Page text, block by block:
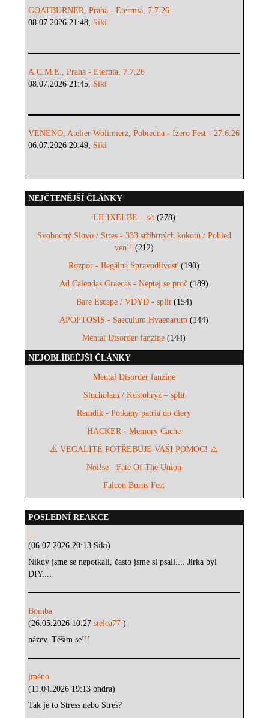
GOATBURNER, Praha - Etermia, 7.7.26
08.07.2026 21:48, Siki
A.C.M.E., Praha - Eternia, 7.7.26
08.07.2026 21:45, Siki
VENENÖ, Atelier Wolimierz, Pobiedna - Izero Fest - 27.6.26
06.07.2026 20:49, Siki
NEJČTENĚJŠÍ ČLÁNKY
LILIXELBE – s/t(278)
Svobodný Slovo / Stres - 333 stříbrných kokotů / Pohled
ven!! (212)
Rozpor - Ilegálna Spravodlivosť (190)
Ad Calendas Graecas - Neptej se proč (189)
Bare Escape / VDYD - split(154)
APOPTOSIS - Saeculum Hyaenarum (144)
Mental Disorder fanzine (144)
NEJOBLÍBEĚJŠÍ ČLÁNKY
Mental Disorder fanzine
Slucholam / Kostohryz – split
Remdik - Potkany patria do diery
HACKER - Memory Cache
⚠️ VEGALITÉ POTŘEBUJE VAŠI POMOC! ⚠️
Noi!se - Fate Of The Union
Falcon Burns Fest
POSLEDNÍ REAKCE
...
(06.07.2026 20:13 Siki)
Nikdy jsme se nepotkali, často jsme si psali.... Jirka byl
DIY....
Bomba
(26.05.2026 10:27stelca77)
název. Těšim se!!!
jméno
(11.04.2026 19:13 ondra)
Tak je to Stress nebo Stres?